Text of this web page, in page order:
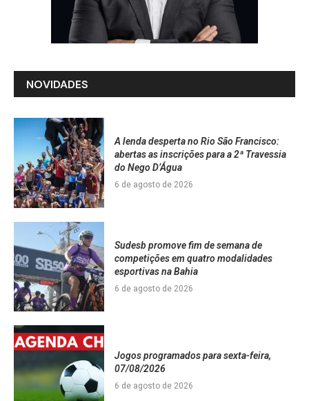
NOVIDADES
A lenda desperta no Rio São Francisco:
abertas as inscrições para a 2ª Travessia
do Nego D’Água
6 de agosto de 2026
Sudesb promove fim de semana de
competições em quatro modalidades
esportivas na Bahia
6 de agosto de 2026
Jogos programados para sexta-feira,
07/08/2026
6 de agosto de 2026